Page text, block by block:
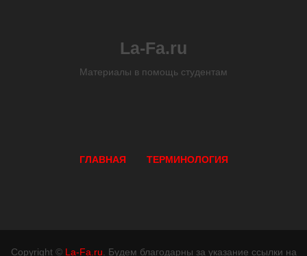
La-Fa.ru
Материалы в помощь студентам
ГЛАВНАЯ ТЕРМИНОЛОГИЯ
Copyright © La-Fa.ru . Будем благодарны за указание ссылки на